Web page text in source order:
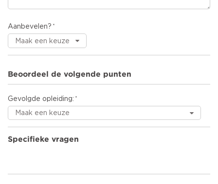
Aanbevelen?
Beoordeel de volgende punten
Gevolgde opleiding:
Specifieke vragen